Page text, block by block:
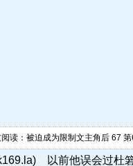
读：被迫成为限制文主角后 67
以前他误会过杜